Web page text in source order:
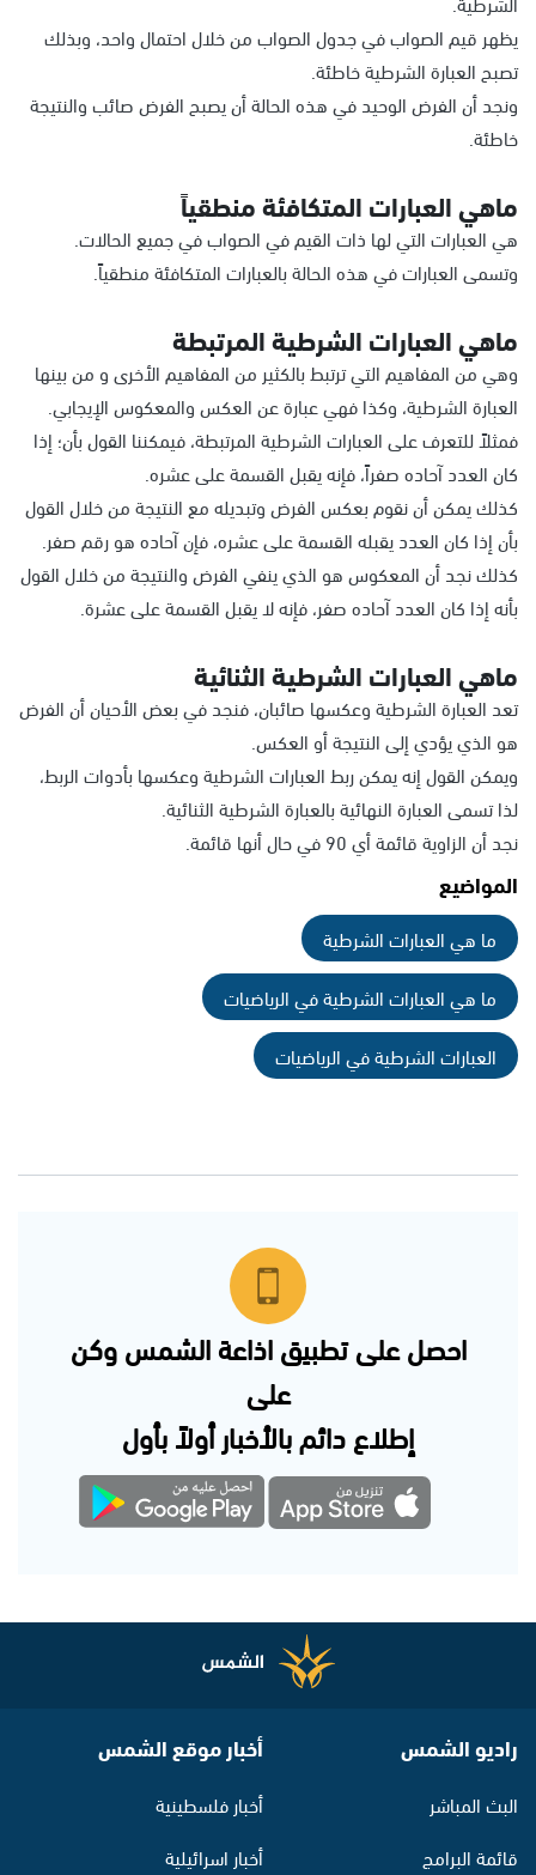
يظهر قيم الصواب في جدول الصواب من خلال احتمال واحد، وبذلك
تصبح العبارة الشرطية خاطئة.
ونجد أن الفرض الوحيد في هذه الحالة أن يصبح الفرض صائب والنتيجة
خاطئة.
ماهي العبارات المتكافئة منطقياً
هي العبارات التي لها ذات القيم في الصواب في جميع الحالات.
وتسمى العبارات في هذه الحالة بالعبارات المتكافئة منطقياً.
ماهي العبارات الشرطية المرتبطة
وهي من المفاهيم التي ترتبط بالكثير من المفاهيم الأخرى و من بينها
العبارة الشرطية، وكذا فهي عبارة عن العكس والمعكوس الإيجابي.
فمثلاً للتعرف على العبارات الشرطية المرتبطة، فيمكننا القول بأن؛ إذا
كان العدد آحاده صفراً، فإنه يقبل القسمة على عشره.
كذلك يمكن أن نقوم بعكس الفرض وتبديله مع النتيجة من خلال القول
بأن إذا كان العدد يقبله القسمة على عشره، فإن آحاده هو رقم صفر.
كذلك نجد أن المعكوس هو الذي ينفي الفرض والنتيجة من خلال القول
بأنه إذا كان العدد آحاده صفر، فإنه لا يقبل القسمة على عشرة.
ماهي العبارات الشرطية الثنائية
تعد العبارة الشرطية وعكسها صائبان، فنجد في بعض الأحيان أن الفرض
هو الذي يؤدي إلى النتيجة أو العكس.
ويمكن القول إنه يمكن ربط العبارات الشرطية وعكسها بأدوات الربط،
لذا تسمى العبارة النهائية بالعبارة الشرطية الثنائية.
نجد أن الزاوية قائمة أي 90 في حال أنها قائمة.
المواضيع
ما هي العبارات الشرطية
ما هي العبارات الشرطية في الرياضيات
العبارات الشرطية في الرياضيات
احصل على تطبيق اذاعة الشمس وكن
على
إطلاع دائم بالأخبار أولاً بأول
راديو الشمس
البث المباشر
قائمة البرامج
أخبار موقع الشمس
أخبار فلسطينية
أخبار اسرائيلية